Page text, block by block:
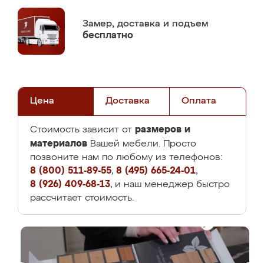
Замер, доставка и подъем
бесплатно
Цена Доставка Оплата
Стоимость зависит от размеров и
материалов Вашей мебели. Просто
позвоните нам по любому из телефонов:
8 (800) 511-89-55, 8 (495) 665-24-01,
8 (926) 409-68-13, и наш менеджер быстро
рассчитает стоимость.